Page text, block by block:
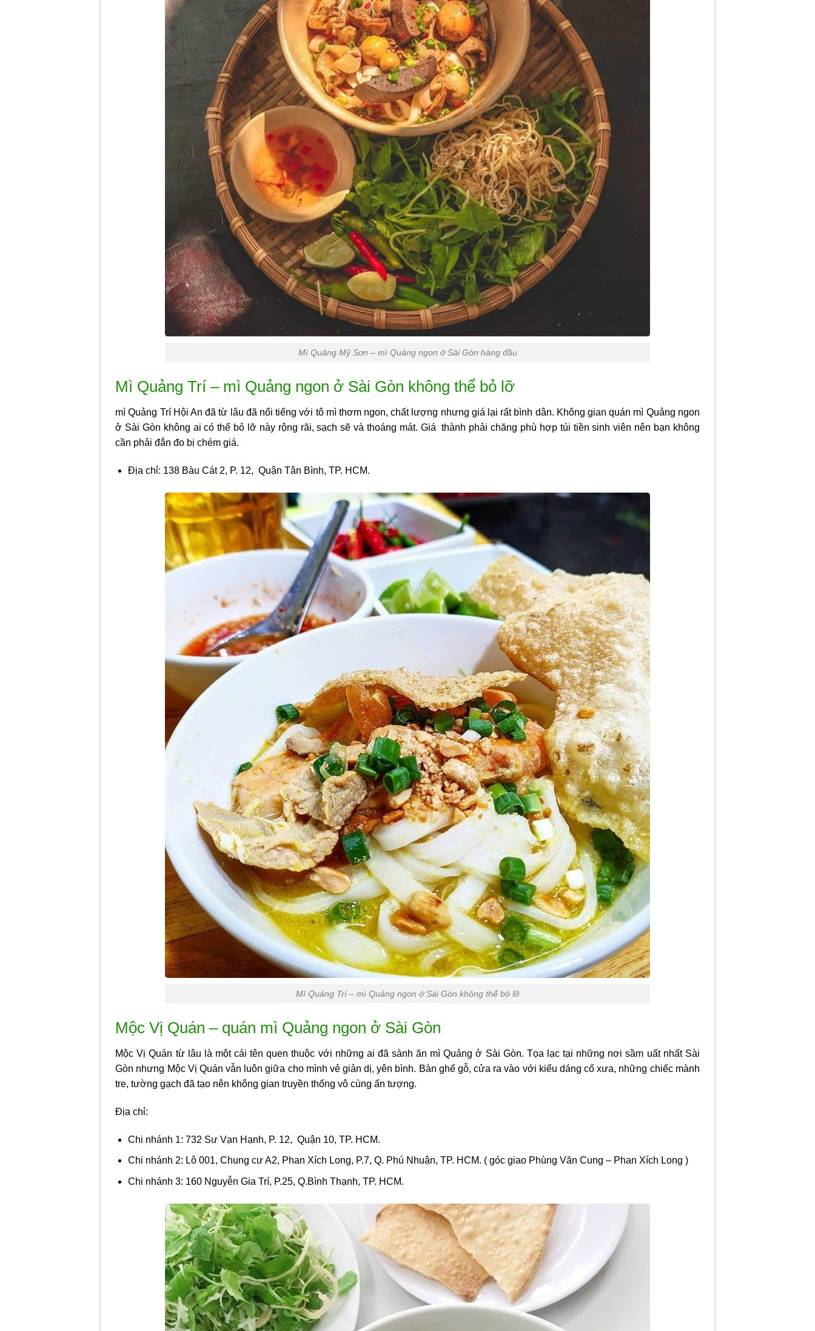
Mì Quảng Mỹ Sơn – mì Quảng ngon ở Sài Gòn hàng đầu
Mì Quảng Trí – mì Quảng ngon ở Sài Gòn không thể bỏ lỡ
mì Quảng Trí Hội An đã từ lâu đã nổi tiếng với tô mì thơm ngon, chất lượng nhưng giá lại rất bình dân. Không gian quán mì Quảng ngon
ở Sài Gòn không ai có thể bỏ lỡ này rộng rãi, sạch sẽ và thoáng mát. Giá thành phải chăng phù hợp túi tiền sinh viên nên bạn không
cần phải đắn đo bị chém giá.
Địa chỉ: 138 Bàu Cát 2, P. 12, Quận Tân Bình, TP. HCM.
Mì Quảng Trí – mì Quảng ngon ở Sài Gòn không thể bỏ lỡ
Mộc Vị Quán – quán mì Quảng ngon ở Sài Gòn
Mộc Vị Quán từ lâu là một cái tên quen thuộc với những ai đã sành ăn mì Quảng ở Sài Gòn. Tọa lạc tại những nơi sầm uất nhất Sài
Gòn nhưng Mộc Vị Quán vẫn luôn giữa cho mình vẻ giản dị, yên bình. Bàn ghế gỗ, cửa ra vào với kiểu dáng cổ xưa, những chiếc mành
tre, tường gạch đã tạo nên không gian truyền thống vô cùng ấn tượng.
Địa chỉ:
Chi nhánh 1: 732 Sư Vạn Hạnh, P. 12, Quận 10, TP. HCM.
Chi nhánh 2: Lô 001, Chung cư A2, Phan Xích Long, P.7, Q. Phú Nhuận, TP. HCM. ( góc giao Phùng Văn Cung – Phan Xích Long )
Chi nhánh 3: 160 Nguyễn Gia Trí, P.25, Q.Bình Thạnh, TP. HCM.